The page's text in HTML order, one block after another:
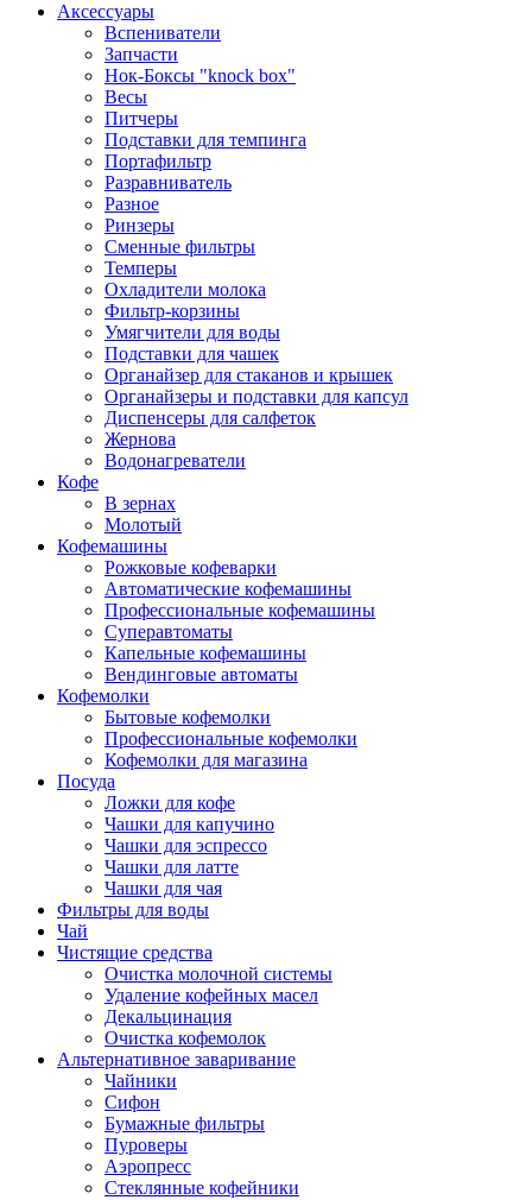
Аксессуары
Вспениватели
Запчасти
Нок-Боксы "knock box"
Весы
Питчеры
Подставки для темпинга
Портафильтр
Разравниватель
Разное
Ринзеры
Сменные фильтры
Темперы
Охладители молока
Фильтр-корзины
Умягчители для воды
Подставки для чашек
Органайзер для стаканов и крышек
Органайзеры и подставки для капсул
Диспенсеры для салфеток
Жернова
Водонагреватели
Кофе
В зернах
Молотый
Кофемашины
Рожковые кофеварки
Автоматические кофемашины
Профессиональные кофемашины
Суперавтоматы
Капельные кофемашины
Вендинговые автоматы
Кофемолки
Бытовые кофемолки
Профессиональные кофемолки
Кофемолки для магазина
Посуда
Ложки для кофе
Чашки для капучино
Чашки для эспрессо
Чашки для латте
Чашки для чая
Фильтры для воды
Чай
Чистящие средства
Очистка молочной системы
Удаление кофейных масел
Декальцинация
Очистка кофемолок
Альтернативное заваривание
Чайники
Сифон
Бумажные фильтры
Пуроверы
Аэропресс
Стеклянные кофейники